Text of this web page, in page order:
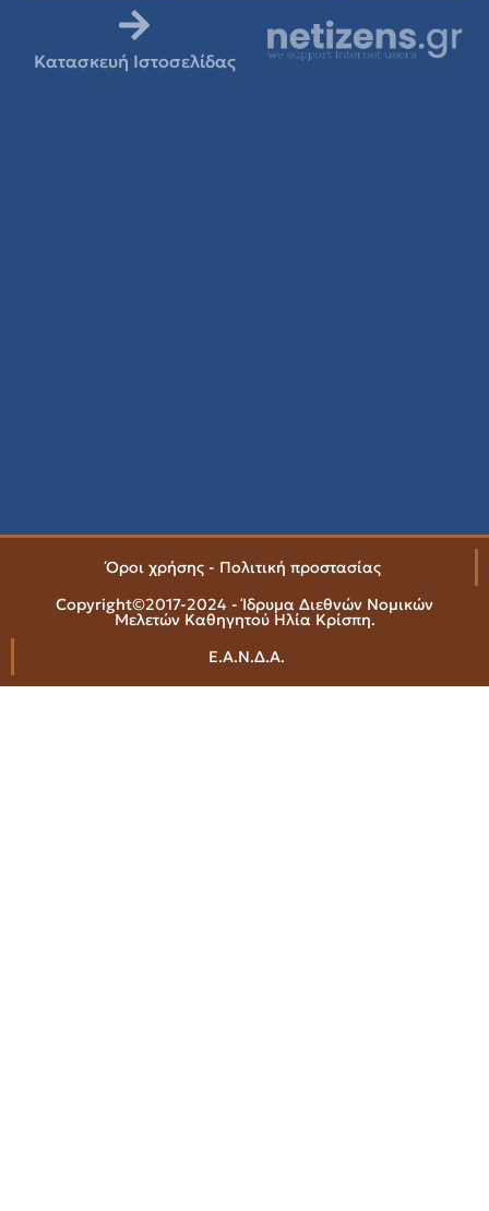
Κατασκευή Ιστοσελίδας
Όροι χρήσης - Πολιτική προστασίας
Copyright©2017-2024 - Ίδρυμα Διεθνών Νομικών
Μελετών Καθηγητού Ηλία Κρίσπη.
Ε.Α.Ν.Δ.Α.